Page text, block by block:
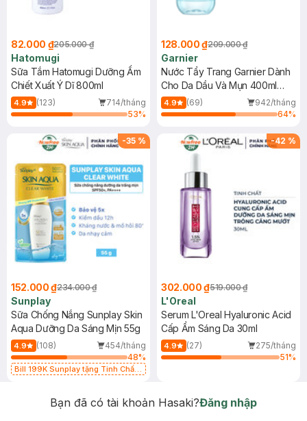
82.000 ₫205.000 ₫
Hatomugi
Sữa Tắm Hatomugi Dưỡng Ẩm
Chiết Xuất Ý Dĩ 800ml
4.9 (123)
714/tháng
53%
128.000 ₫209.000 ₫
Garnier
Nước Tẩy Trang Garnier Dành
Cho Da Dầu Và Mụn 400ml
(Mới)
4.9 (69)
942/tháng
64%
-35 %
152.000 ₫234.000 ₫
Sunplay
Sữa Chống Nắng Sunplay Skin
Aqua Dưỡng Da Sáng Mịn 55g
4.9 (108)
454/tháng
48%
Bill 199K Sunplay tặng Tinh Chất
-42 %
302.000 ₫519.000 ₫
L'Oreal
Serum L'Oreal Hyaluronic Acid
Cấp Ẩm Sáng Da 30ml
4.9 (27)
275/tháng
51%
Bạn đã có tài khoản Hasaki?Đăng nhập